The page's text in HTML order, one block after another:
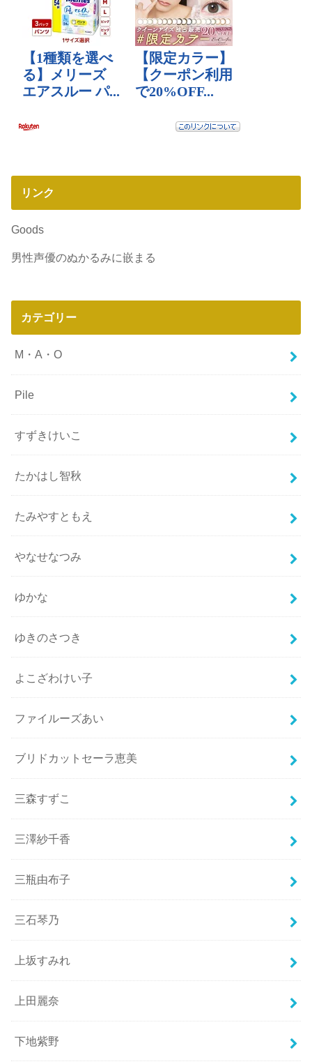
リンク
Goods
男性声優のぬかるみに嵌まる
カテゴリー
M・A・O
Pile
すずきけいこ
たかはし智秋
たみやすともえ
やなせなつみ
ゆかな
ゆきのさつき
よこざわけい子
ファイルーズあい
ブリドカットセーラ恵美
三森すずこ
三澤紗千香
三瓶由布子
三石琴乃
上坂すみれ
上田麗奈
下地紫野